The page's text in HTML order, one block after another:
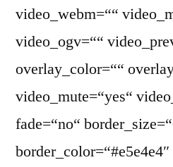
video_webm=““
video_ogv=““
overlay_color=““
video_mute=“yes“
fade=“no“
border_color=“#e5e4e4″